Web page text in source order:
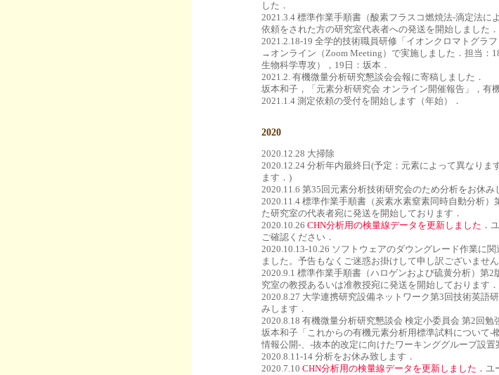
した．
2021.3.4 標準作業手順書（酸素フラスコ燃焼法-滴定法に
依頼をされた方の研究室代表者への発送を開始しました．
2021.2.18-19 全学的技術職員研修「イオンクロマトグラ
→オンライン（Zoom Meeting）で実施しました．担当：
生物科学専攻），19日：坂本．
2021.2. 有機微量分析研究懇談会会報に寄稿しました．
坂本和子，「元素分析研究会 オンライン開催報告」，有
2021.1.4 測定依頼の受付を開始します（年始）．
2020
2020.12.28 大掃除
2020.12.24 分析年内最終日(予定：元素によって異なりま
ます．)
2020.11.6 第35回元素分析技術研究会のため分析をお休み
2020.11.4 標準作業手順書（炭素水素窒素同時自動分析
た研究室の代表者宛に発送を開始しております．
2020.10.26 CHN分析用の検量線データを更新しました．
ご確認ください．
2020.10.13-10.26 ソフトウェアのダウングレード作業に
ました。予告もなくご迷惑お掛けして申し訳ございません
2020.9.1 標準作業手順書（ハロゲンおよび硫黄分析）第
究室の教授あるいは准教授宛に発送を開始しております．
2020.8.27 大学連携研究設備ネットワーク第3回技術英語
みします．
2020.8.18 有機微量分析研究懇談会 検定小委員会 第2回勉
坂本和子「これからの有機元素分析用標準試料について-
情報公開-、-抜本的改定に向けたワーキンググループ設置
2020.8.11-14 分析をお休み致します．
2020.7.10 CHN分析用の検量線データを更新しました． ユ